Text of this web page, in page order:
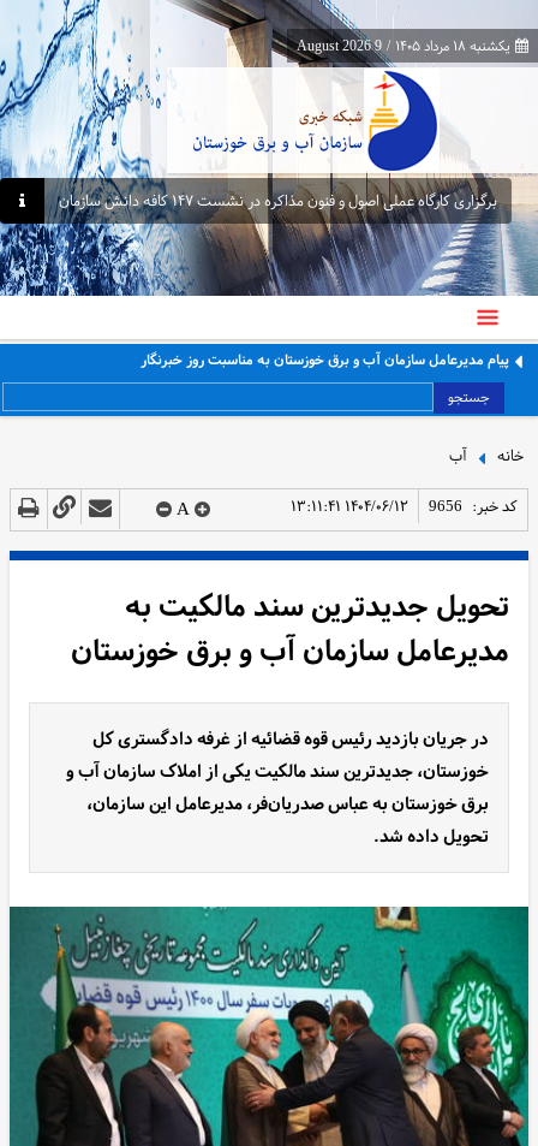
یکشنبه ۱۸ مرداد ۱۴۰۵ /
9 August 2026
برگزاری کارگاه عملی اصول و فنون مذاکره در نشست ۱۴۷ کافه دانش سازمان
پیام مدیرعامل سازمان آب و برق خوزستان به مناسبت روز خبرنگار
جستجو
خانه آب
کد خبر: 9656 ۱۴۰۴/۰۶/۱۲ ۱۳:۱۱:۴۱ A
تحویل جدیدترین سند مالکیت به
مدیرعامل سازمان آب و برق خوزستان
در جریان بازدید رئیس قوه قضائیه از غرفه دادگستری کل
خوزستان، جدیدترین سند مالکیت یکی از املاک سازمان آب و
برق خوزستان به عباس صدریان‌فر، مدیرعامل این سازمان،
تحویل داده شد.